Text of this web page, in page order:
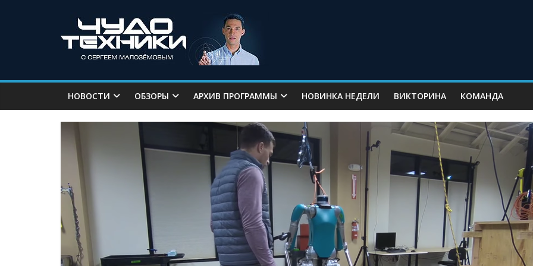
НОВОСТИ ОБЗОРЫ АРХИВ ПРОГРАММЫ НОВИНКА НЕДЕЛИ ВИКТОРИНА КОМАНДА